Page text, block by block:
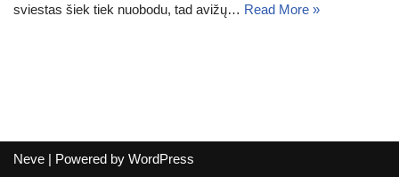
sviestas šiek tiek nuobodu, tad avižų… Read More »
Neve | Powered by WordPress